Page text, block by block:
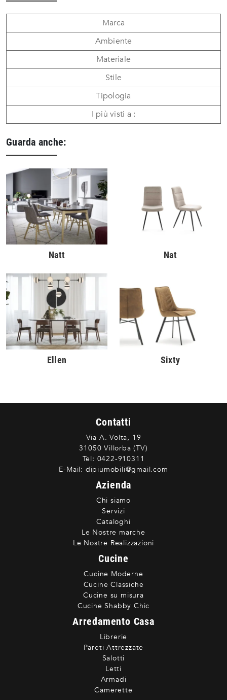
Marca
Ambiente
Materiale
Stile
Tipologia
I più visti a :
Guarda anche:
Natt Nat
Ellen Sixty
Contatti
Via A. Volta, 19
31050 Villorba (TV)
Tel: 0422-910311
E-Mail: dipiumobili@gmail.com
Azienda
Chi siamo
Servizi
Cataloghi
Le Nostre marche
Le Nostre Realizzazioni
Cucine
Cucine Moderne
Cucine Classiche
Cucine su misura
Cucine Shabby Chic
Arredamento Casa
Librerie
Pareti Attrezzate
Salotti
Letti
Armadi
Camerette